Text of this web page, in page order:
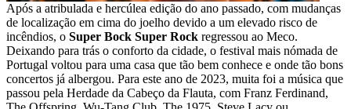
Após a atribulada e hercúlea edição do ano passado, com mudanças
de localização em cima do joelho devido a um elevado risco de
incêndios, o Super Bock Super Rock regressou ao Meco.
Deixando para trás o conforto da cidade, o festival mais nómada de
Portugal voltou para uma casa que tão bem conhece e onde tão bons
concertos já albergou. Para este ano de 2023, muita foi a música que
passou pela Herdade da Cabeço da Flauta, com Franz Ferdinand,